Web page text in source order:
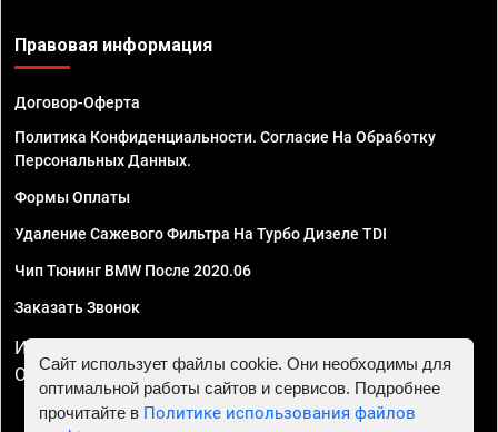
Правовая информация
Договор-Оферта
Политика Конфиденциальности. Согласие На Обработку
Персональных Данных.
Формы Оплаты
Удаление Сажевого Фильтра На Турбо Дизеле TDI
Чип Тюнинг BMW После 2020.06
Заказать Звонок
ИП Смирнов Георгий Павлович. ИНН 781302555843,
ОГРНИП 324470400032610
Сайт использует файлы cookie. Они необходимы для
оптимальной работы сайтов и сервисов. Подробнее
прочитайте в Политике использования файлов